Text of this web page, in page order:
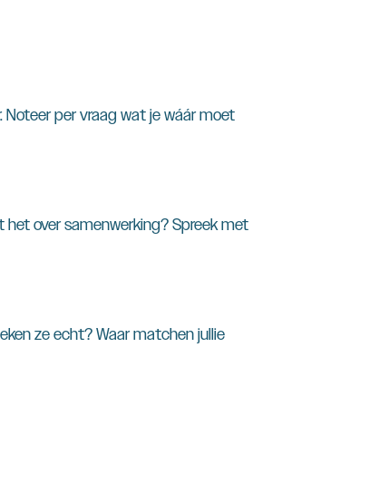
Noteer per vraag wat je wáár moet
over samenwerking? Spreek met
ze echt? Waar matchen jullie